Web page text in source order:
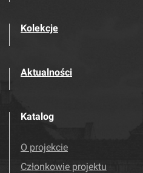
Kolekcje
Aktualności
Katalog
O projekcie
Członkowie projektu